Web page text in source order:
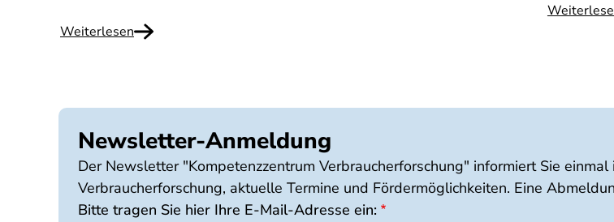
Weiterlesen
Newsletter-Anmeldung
Der Newsletter "Kompetenzzentrum Verbraucherforschung" informiert Sie
Verbraucherforschung, aktuelle Termine und Fördermöglichkeiten. Eine
Bitte tragen Sie hier Ihre E-Mail-Adresse ein: